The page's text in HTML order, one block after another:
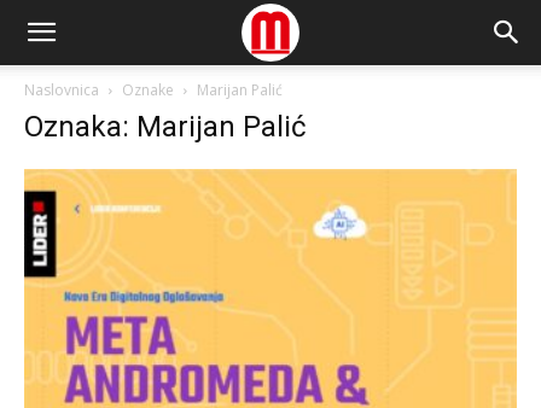
Naslovnica Oznake Marijan Palić
Oznaka: Marijan Palić